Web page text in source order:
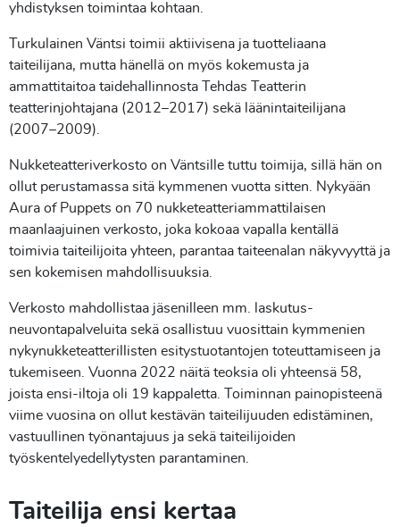
yhdistyksen toimintaa kohtaan.
Turkulainen Väntsi toimii aktiivisena ja tuotteliaana
taiteilijana, mutta hänellä on myös kokemusta ja
ammattitaitoa taidehallinnosta Tehdas Teatterin
teatterinjohtajana (2012–2017) sekä läänintaiteilijana
(2007–2009).
Nukketeatteriverkosto on Väntsille tuttu toimija, sillä hän on
ollut perustamassa sitä kymmenen vuotta sitten. Nykyään
Aura of Puppets on 70 nukketeatteriammattilaisen
maanlaajuinen verkosto, joka kokoaa vapalla kentällä
toimivia taiteilijoita yhteen, parantaa taiteenalan näkyvyyttä ja
sen kokemisen mahdollisuuksia.
Verkosto mahdollistaa jäsenilleen mm. laskutus-
neuvontapalveluita sekä osallistuu vuosittain kymmenien
nykynukketeatterillisten esitystuotantojen toteuttamiseen ja
tukemiseen. Vuonna 2022 näitä teoksia oli yhteensä 58,
joista ensi-iltoja oli 19 kappaletta. Toiminnan painopisteenä
viime vuosina on ollut kestävän taiteilijuuden edistäminen,
vastuullinen työnantajuus ja sekä taiteilijoiden
työskentelyedellytysten parantaminen.
Taiteilija ensi kertaa